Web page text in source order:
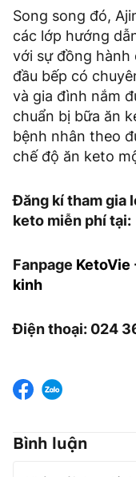
Song song đó,
các lớp hướng
với sự đồng hành
đầu bếp có
và gia đình nắm
chuẩn bị bữa ăn
bệnh nhân theo
chế độ ăn keto
Đăng kí tham gia
keto miễn phí tại:
Fanpage KetoVie
kinh
Điện thoại: 024
Bình luận